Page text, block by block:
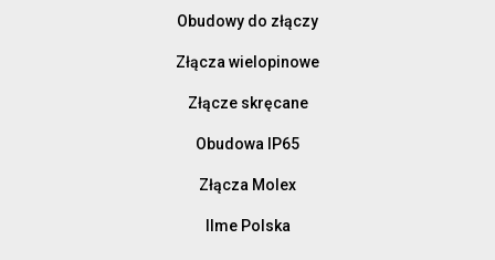
Obudowy do złączy
Złącza wielopinowe
Złącze skręcane
Obudowa IP65
Złącza Molex
Ilme Polska